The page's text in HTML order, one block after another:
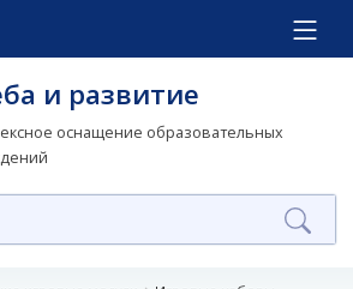
и развитие
оснащение образовательных